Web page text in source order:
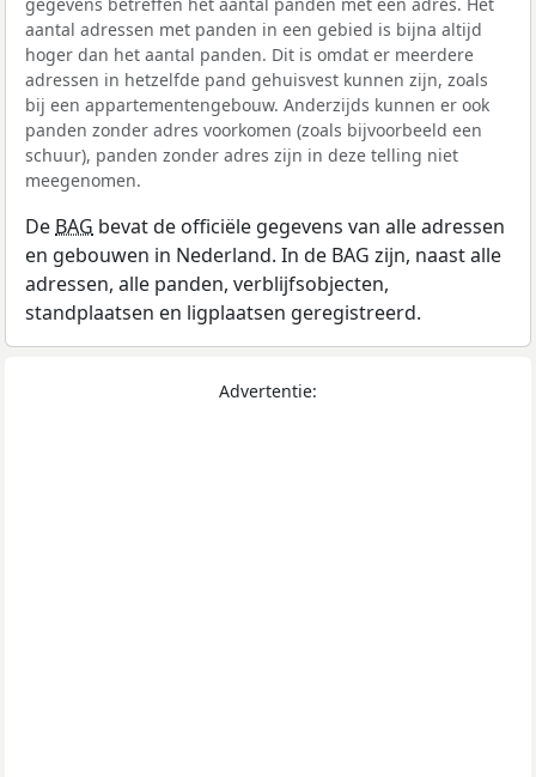
aantal adressen met panden in een gebied is bijna altijd
hoger dan het aantal panden. Dit is omdat er meerdere
adressen in hetzelfde pand gehuisvest kunnen zijn, zoals
bij een appartementengebouw. Anderzijds kunnen er ook
panden zonder adres voorkomen (zoals bijvoorbeeld een
schuur), panden zonder adres zijn in deze telling niet
meegenomen.
De BAG bevat de officiële gegevens van alle adressen
en gebouwen in Nederland. In de BAG zijn, naast alle
adressen, alle panden, verblijfsobjecten,
standplaatsen en ligplaatsen geregistreerd.
Advertentie: